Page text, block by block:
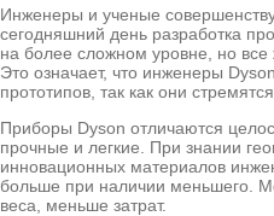
Инженеры и ученые
сегодняшний день разработка
на более сложном уровне, но все
Это означает, что инженеры
прототипов, так как они
Приборы Dyson отличаются
прочные и легкие. При знании
инновационных материалов
больше при наличии меньшего.
веса, меньше затрат.